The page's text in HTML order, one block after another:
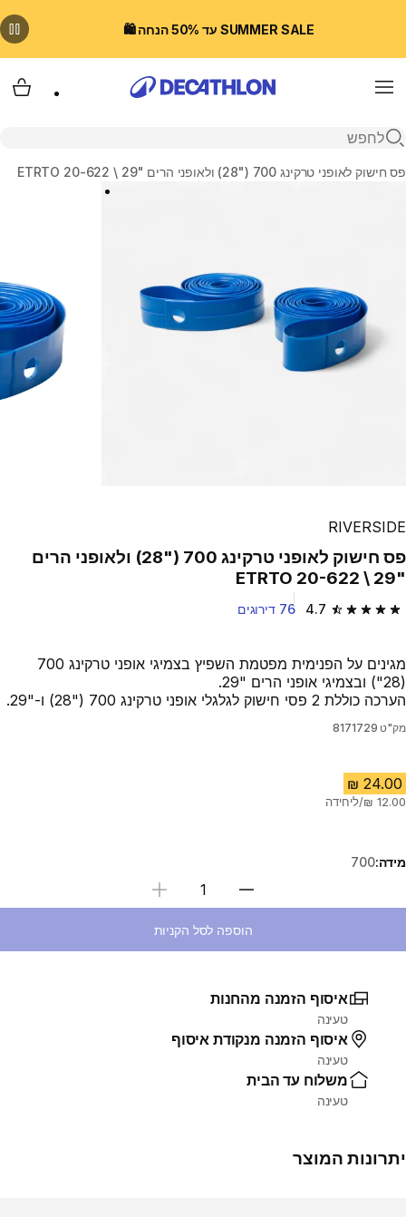
SUMMER SALE עד 50% הנחה 🛍️
Menu
פתיחת חיפוש
בית
פס חישוק לאופני טרקינג 700 (28‎"‎) ולאופני הרים 29‎"‎ \ ‏ETRTO 20-622
RIVERSIDE
פס חישוק לאופני טרקינג 700 (28‎"‎) ולאופני הרים
29‎"‎ \ ‏ETRTO 20-622
4.7 4.7 out of 5 stars from 76 reviews 76 דירוגים
מגינים על הפנימית מפטמת השפיץ בצמיגי אופני טרקינג 700
(28") ובצמיגי אופני הרים "29.
הערכה כוללת 2 פסי חישוק לגלגלי אופני טרקינג 700 ("28) ו-"29.
מק"ט 8171729
מידה:700
בחירת כמות
הוספה לסל הקניות
איסוף הזמנה מהחנות
טעינה
איסוף הזמנה מנקודת איסוף
טעינה
משלוח עד הבית
טעינה
יתרונות המוצר